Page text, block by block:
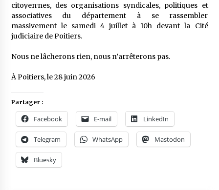
citoyen·nes, des organisations syndicales, politiques et
associatives du département à se rassembler
massivement le samedi 4 juillet à 10h devant la Cité
judiciaire de Poitiers.
Nous ne lâcherons rien, nous n’arrêterons pas.
À Poitiers, le 28 juin 2026
Partager :
Facebook E-mail LinkedIn
Telegram WhatsApp Mastodon
Bluesky